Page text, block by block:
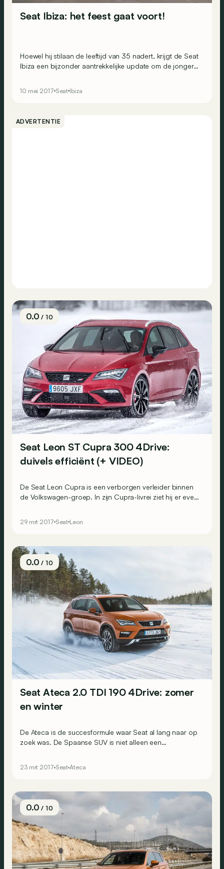
Seat Ibiza: het feest gaat voort!
Hoewel hij stilaan de leeftijd van 35 nadert, krijgt de Seat
Ibiza een bijzonder aantrekkelijke update om de jongere
houden. In Barcelona konden we zien of dat ook klopt.
10 mei 2017 Seat Ibiza
ADVERTENTIE
0.0/ 10
Seat Leon ST Cupra 300 4Drive:
duivels efficiënt (+ VIDEO)
De Seat Leon Cupra is een verborgen verleider binnen
de Volkswagen-groep. In zijn Cupra-livrei ziet hij er even
versie met 4Drive-vierwielaandrijving daaraan
29 mrt 2017 Seat Leon
0.0/ 10
Seat Ateca 2.0 TDI 190 4Drive: zomer
en winter
De Ateca is de succesformule waar Seat al lang naar op
zoek was. De Spaanse SUV is niet alleen een
de vier wielen gaat. Dat konden we ontdekken tijdens
23 mrt 2017 Seat Ateca
0.0/ 10